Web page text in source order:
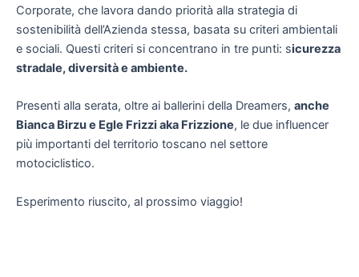
Corporate, che lavora dando priorità alla strategia di
sostenibilità dell’Azienda stessa, basata su criteri ambientali
e sociali. Questi criteri si concentrano in tre punti: sicurezza
stradale, diversità e ambiente.
Presenti alla serata, oltre ai ballerini della Dreamers, anche
Bianca Birzu e Egle Frizzi aka Frizzione, le due influencer
più importanti del territorio toscano nel settore
motociclistico.
Esperimento riuscito, al prossimo viaggio!